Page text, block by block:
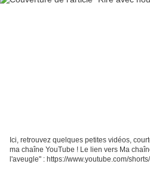
Ici, retrouvez quelques petites vidéos,
ma chaîne YouTube ! Le lien vers Ma
l'aveugle" : https://www.youtube.com/